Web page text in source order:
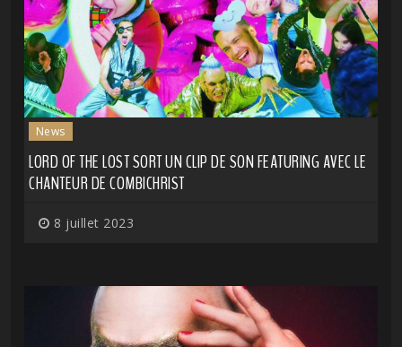
News
LORD OF THE LOST SORT UN CLIP DE SON FEATURING AVEC LE
CHANTEUR DE COMBICHRIST
8 juillet 2023